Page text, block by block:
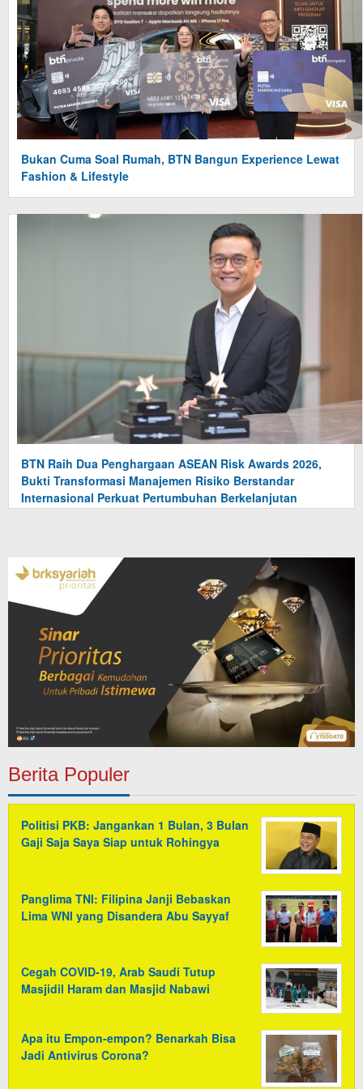
Bukan Cuma Soal Rumah, BTN Bangun Experience Lewat
Fashion & Lifestyle
BTN Raih Dua Penghargaan ASEAN Risk Awards 2026,
Bukti Transformasi Manajemen Risiko Berstandar
Internasional Perkuat Pertumbuhan Berkelanjutan
Berita Populer
Politisi PKB: Jangankan 1 Bulan, 3 Bulan
Gaji Saja Saya Siap untuk Rohingya
Panglima TNI: Filipina Janji Bebaskan
Lima WNI yang Disandera Abu Sayyaf
Cegah COVID-19, Arab Saudi Tutup
Masjidil Haram dan Masjid Nabawi
Apa itu Empon-empon? Benarkah Bisa
Jadi Antivirus Corona?